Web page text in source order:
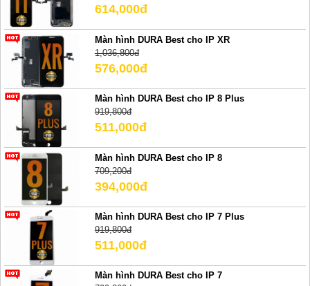
614,000đ
Màn hình DURA Best cho IP XR
1,036,800đ
576,000đ
Màn hình DURA Best cho IP 8 Plus
919,800đ
511,000đ
Màn hình DURA Best cho IP 8
709,200đ
394,000đ
Màn hình DURA Best cho IP 7 Plus
919,800đ
511,000đ
Màn hình DURA Best cho IP 7